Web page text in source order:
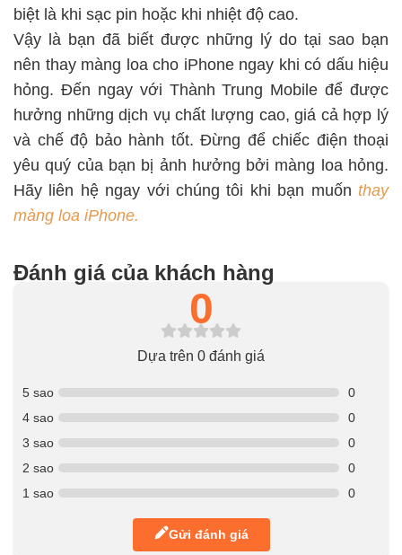
biệt là khi sạc pin hoặc khi nhiệt độ cao.
Vậy là bạn đã biết được những lý do tại sao bạn
nên thay màng loa cho iPhone ngay khi có dấu hiệu
hỏng. Đến ngay với Thành Trung Mobile để được
hưởng những dịch vụ chất lượng cao, giá cả hợp lý
và chế độ bảo hành tốt. Đừng để chiếc điện thoại
yêu quý của bạn bị ảnh hưởng bởi màng loa hỏng.
Hãy liên hệ ngay với chúng tôi khi bạn muốn thay
màng loa iPhone.
Đánh giá của khách hàng
0
Dựa trên 0 đánh giá
5 sao
0
4 sao
0
3 sao
0
2 sao
0
1 sao
0
Gửi đánh giá